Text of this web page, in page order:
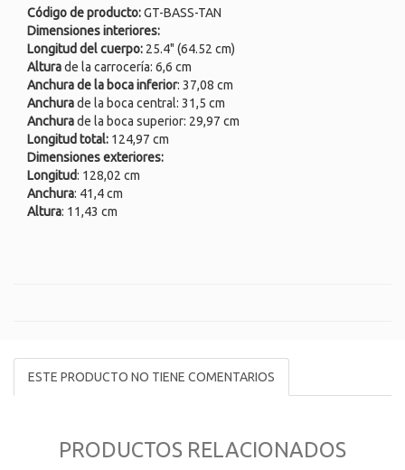
Código de producto:GT-BASS-TAN
Dimensiones interiores:
Longitud del cuerpo: 25.4" (64.52 cm)
Alturade la carrocería: 6,6 cm
Anchura de la boca inferior: 37,08 cm
Anchurade la boca central: 31,5 cm
Anchurade la boca superior: 29,97 cm
Longitud total: 124,97 cm
Dimensiones exteriores:
Longitud: 128,02 cm
Anchura: 41,4 cm
Altura: 11,43 cm
ESTE PRODUCTO NO TIENE COMENTARIOS
PRODUCTOS RELACIONADOS